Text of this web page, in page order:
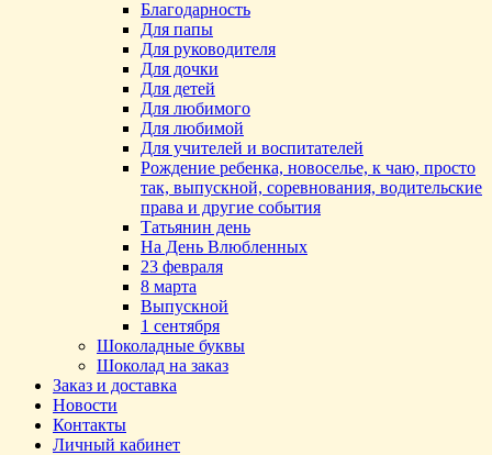
Благодарность
Для папы
Для руководителя
Для дочки
Для детей
Для любимого
Для любимой
Для учителей и воспитателей
Рождение ребенка, новоселье, к чаю, просто
так, выпускной, соревнования, водительские
права и другие события
Татьянин день
На День Влюбленных
23 февраля
8 марта
Выпускной
1 сентября
Шоколадные буквы
Шоколад на заказ
Заказ и доставка
Новости
Контакты
Личный кабинет